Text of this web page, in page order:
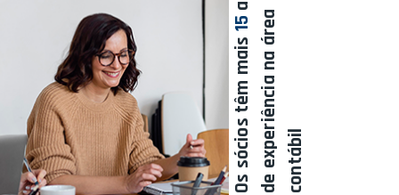
Os sócios têm mais
15 al